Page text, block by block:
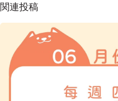
関連投稿